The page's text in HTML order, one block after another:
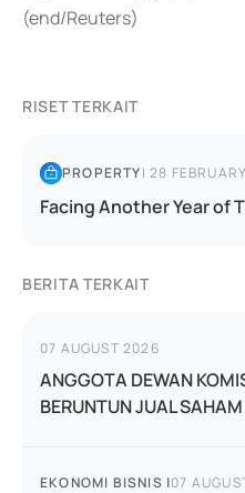
(end/Reuters)
RISET TERKAIT
PROPERTY|28
Facing Another Year of
BERITA TERKAIT
07 AUGUST 2026
ANGGOTA DEWAN
BERUNTUN JUAL
EKONOMI BISNIS |07